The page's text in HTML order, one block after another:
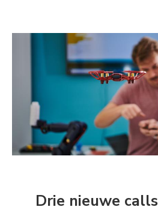
Drie nieuwe calls